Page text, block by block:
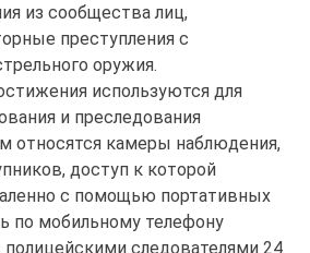
из сообщества лиц,
преступления с
оружия.
используются для
и преследования
относятся камеры наблюдения,
доступ к которой
с помощью портативных
по мобильному телефону
следователями 24